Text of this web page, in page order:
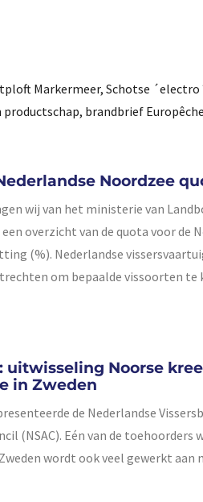
Markermeer, Schotse
brandbrief
Noordzee
wij van het ministerie van
overzicht van de quota voor de
(%). Nederlandse
om bepaalde vissoorten te
uitwisseling Noorse
in Zweden
de Nederlandse
(NSAC). Eén van de toehoorders
wordt ook veel gewerkt aan